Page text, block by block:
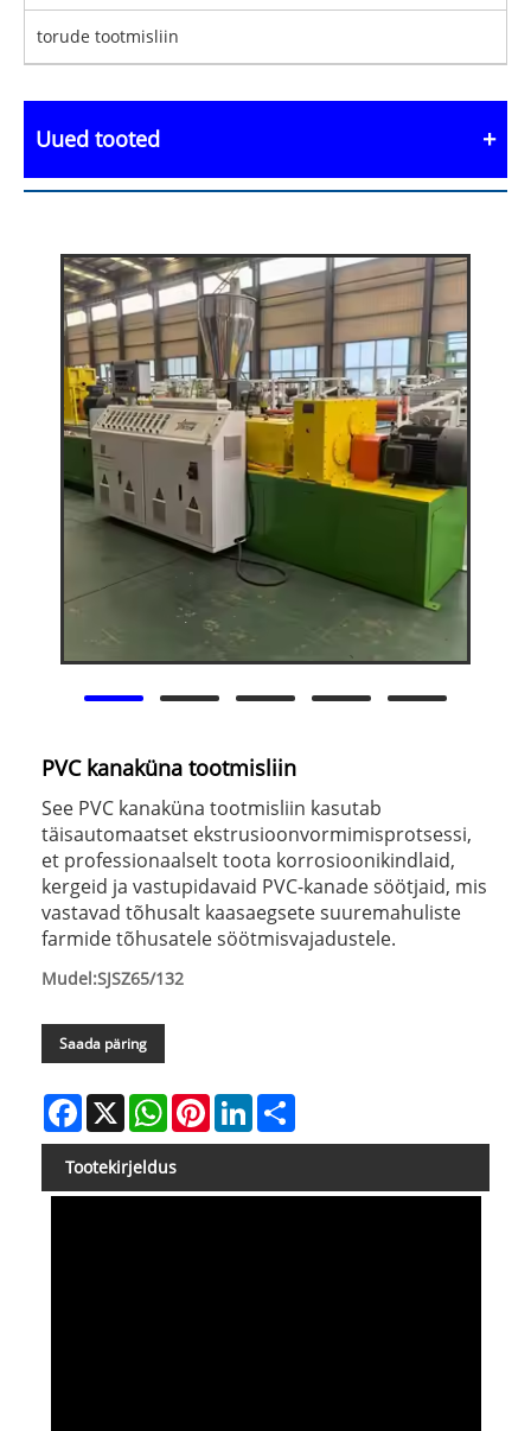
torude tootmisliin
Uued tooted
PVC kanaküna tootmisliin
See PVC kanaküna tootmisliin kasutab
täisautomaatset ekstrusioonvormimisprotsessi,
et professionaalselt toota korrosioonikindlaid,
kergeid ja vastupidavaid PVC-kanade söötjaid, mis
vastavad tõhusalt kaasaegsete suuremahuliste
farmide tõhusatele söötmisvajadustele.
Mudel:SJSZ65/132
Saada päring
Facebook
X WhatsAppPinterestLinkedIn
Tootekirjeldus